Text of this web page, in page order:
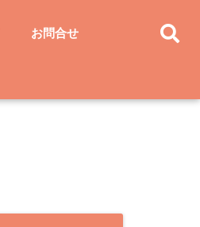
お問合せ